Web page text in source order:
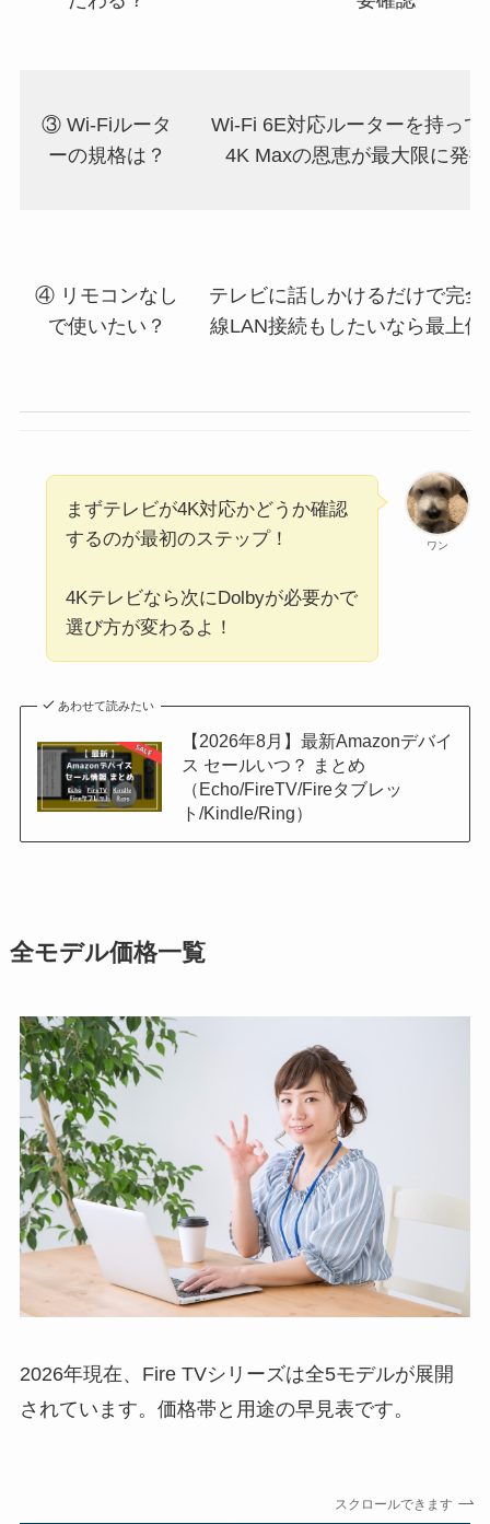
③ Wi-Fiルータ
ーの規格は？
Wi-Fi 6E対応ルーターを持って
4K Maxの恩恵が最大限に発
④ リモコンなし
で使いたい？
テレビに話しかけるだけで完
線LAN接続もしたいなら最上位
ワン
まずテレビが4K対応かどうか確認
するのが最初のステップ！
4Kテレビなら次にDolbyが必要かで
選び方が変わるよ！
あわせて読みたい
【2026年8月】最新Amazonデバイ
ス セールいつ？ まとめ
（Echo/FireTV/Fireタブレッ
ト/Kindle/Ring）
全モデル価格一覧
2026年現在、Fire TVシリーズは全5モデルが展開
されています。価格帯と用途の早見表です。
スクロールできます